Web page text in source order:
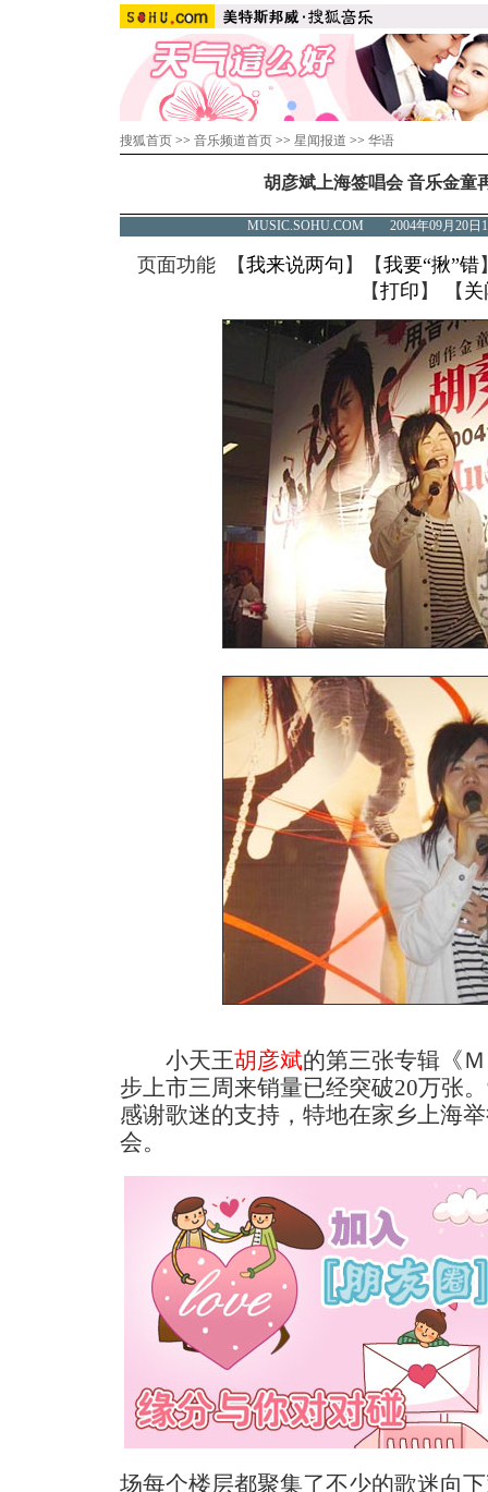
搜狐首页 >> 音乐频道首页 >> 星闻报道 >> 华语
胡彦斌上海签唱会 音乐金童
MUSIC.SOHU.COM 2004年09月20
页面功能 【我来说两句 】【我要“揪”错
【打印 】 【 关
小天王胡彦斌的第三张专辑《
步上市三周来销量已经突破20万张
感谢歌迷的支持，特地在家乡上海
会。
场每个楼层都聚集了不少的歌迷向